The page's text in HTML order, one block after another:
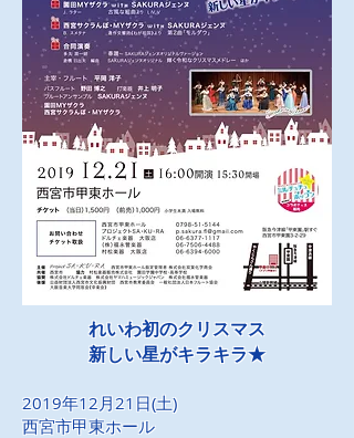
れいわ初のクリスマス
新しい星がキラキラ★
2019年12月21日(土)
​西宮市甲東ホール